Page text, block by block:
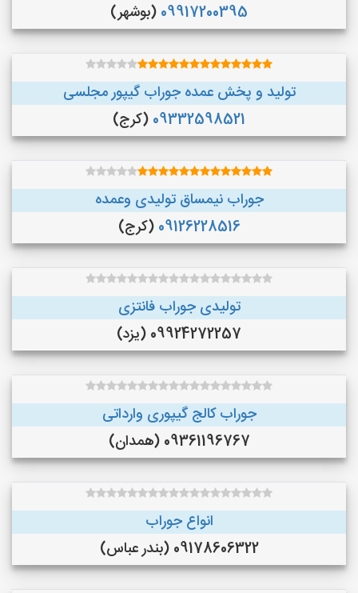
09917200395(بوشهر)
تولید و پخش عمده جوراب گیپور مجلسی
09332598521(کرج)
جوراب نیمساق تولیدی وعمده
09126228516(کرج)
تولیدی جوراب فانتزی
09924272257 (یزد)
جوراب کالج گیپوری وارداتی
09361196767 (همدان)
انواع جوراب
09178606322 (بندر عباس)